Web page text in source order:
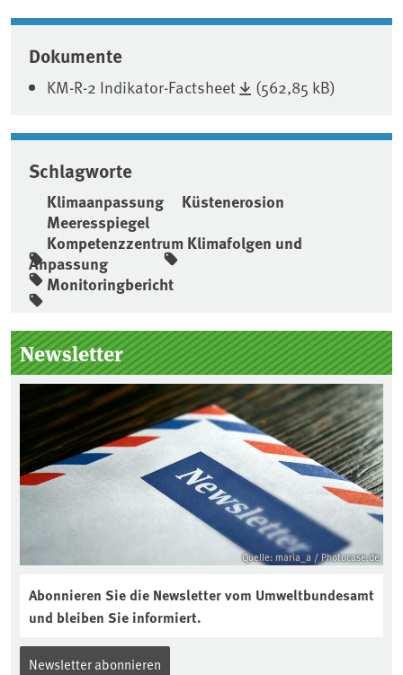
Associated content
Dokumente
KM-R-2 Indikator-Factsheet (562,85 kB)
Schlagworte
Klimaanpassung
Küstenerosion
Meeresspiegel
Kompetenzzentrum Klimafolgen und
Anpassung
Monitoringbericht
Seitenleiste
Newsletter
Quelle: maria_a / Photocase.de
Abonnieren Sie die Newsletter vom Umweltbundesamt
und bleiben Sie informiert.
Newsletter abonnieren